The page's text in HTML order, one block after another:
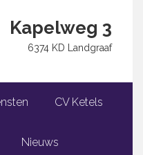
Kapelweg 3
6374 KD Landgraaf
CV Ketels
Nieuws